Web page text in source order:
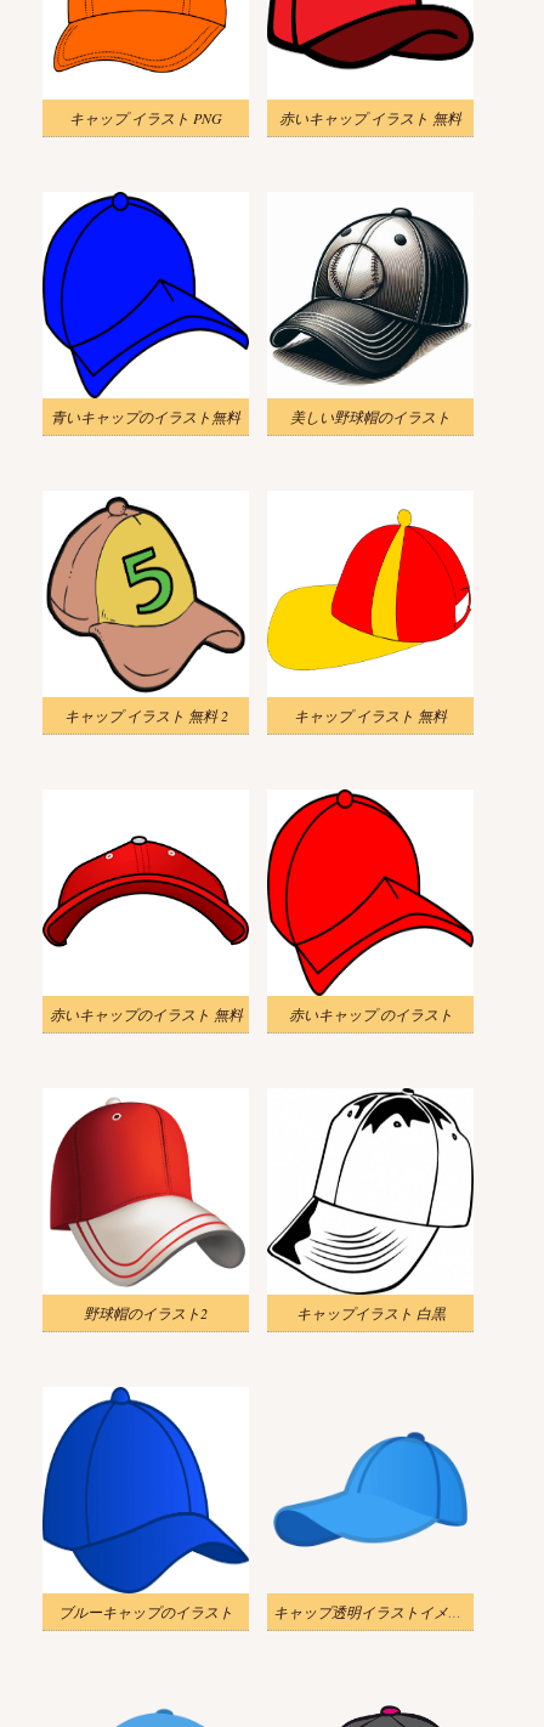
キャップ イラスト PNG 赤いキャップ イラスト 無料
青いキャップのイラスト無料 美しい野球帽のイラスト
キャップ イラスト 無料 2 キャップ イラスト 無料
赤いキャップのイラスト 無料 赤いキャップ のイラスト
野球帽のイラスト2 キャップイラスト 白黒
ブルーキャップのイラスト キャップ透明イラストイメージ